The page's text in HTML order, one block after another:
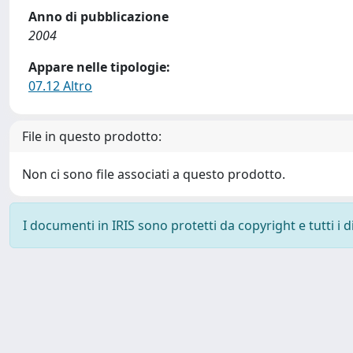
Anno di pubblicazione
2004
Appare nelle tipologie:
07.12 Altro
File in questo prodotto:
Non ci sono file associati a questo prodotto.
I documenti in IRIS sono protetti da copyright e tutti i